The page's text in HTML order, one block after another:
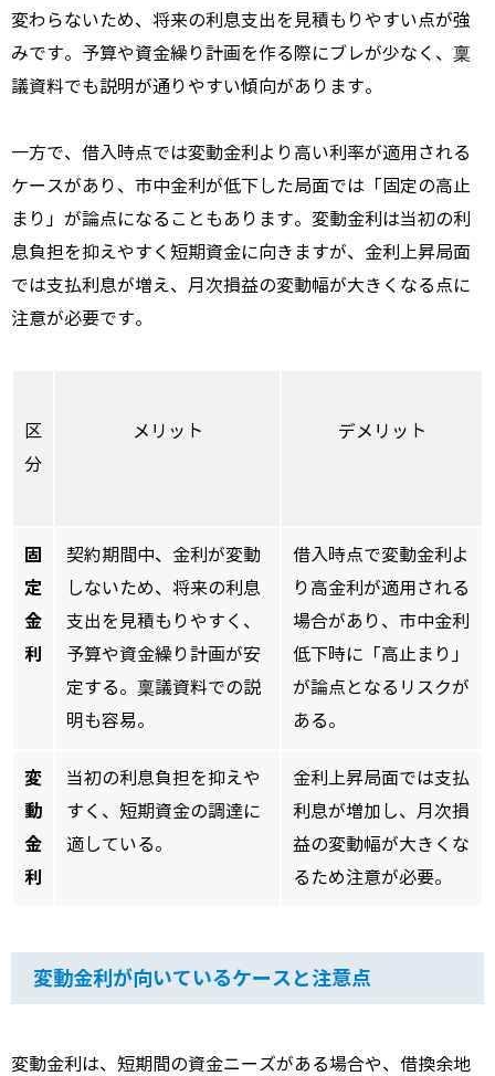
変わらないため、将来の利息支出を見積もりやすい点が強
みです。予算や資金繰り計画を作る際にブレが少なく、稟
議資料でも説明が通りやすい傾向があります。
一方で、借入時点では変動金利より高い利率が適用される
ケースがあり、市中金利が低下した局面では「固定の高止
まり」が論点になることもあります。変動金利は当初の利
息負担を抑えやすく短期資金に向きますが、金利上昇局面
では支払利息が増え、月次損益の変動幅が大きくなる点に
注意が必要です。
区
分
メリット デメリット
固
定
金
利
契約期間中、金利が変動
しないため、将来の利息
支出を見積もりやすく、
予算や資金繰り計画が安
定する。稟議資料での説
明も容易。
借入時点で変動金利よ
り高金利が適用される
場合があり、市中金利
低下時に「高止まり」
が論点となるリスクが
ある。
変
動
金
利
当初の利息負担を抑えや
すく、短期資金の調達に
適している。
金利上昇局面では支払
利息が増加し、月次損
益の変動幅が大きくな
るため注意が必要。
変動金利が向いているケースと注意点
変動金利は、短期間の資金ニーズがある場合や、借換余地